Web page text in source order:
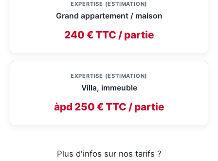
EXPERTISE (ESTIMATION)
Grand appartement / maison
240 € TTC / partie
EXPERTISE (ESTIMATION)
Villa, immeuble
àpd 250 € TTC / partie
Plus d'infos sur nos tarifs ?